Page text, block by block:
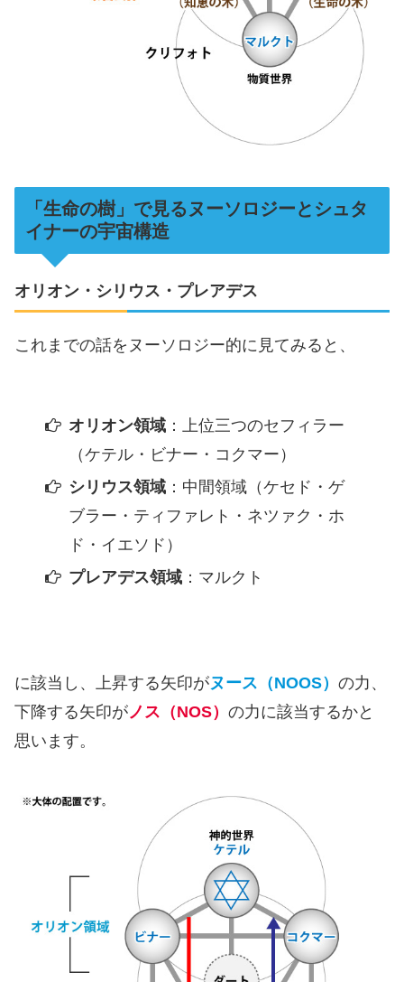
「生命の樹」で見るヌーソロジーとシュタ
イナーの宇宙構造
オリオン・シリウス・プレアデス
これまでの話をヌーソロジー的に見てみると、
オリオン領域：上位三つのセフィラー
（ケテル・ビナー・コクマー）
シリウス領域：中間領域（ケセド・ゲ
ブラー・ティファレト・ネツァク・ホ
ド・イエソド）
プレアデス領域：マルクト
に該当し、上昇する矢印がヌース（NOOS） の力、
下降する矢印がノス（NOS） の力に該当するかと
思います。